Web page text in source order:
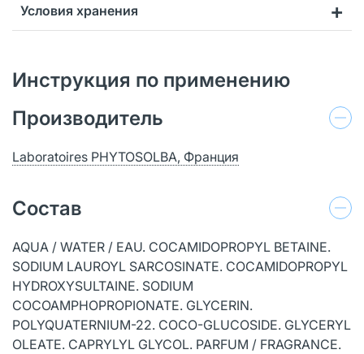
Условия хранения
Инструкция по применению
Производитель
Laboratoires PHYTOSOLBA, Франция
Состав
AQUA / WATER / EAU. COCAMIDOPROPYL BETAINE.
SODIUM LAUROYL SARCOSINATE. COCAMIDOPROPYL
HYDROXYSULTAINE. SODIUM
COCOAMPHOPROPIONATE. GLYCERIN.
POLYQUATERNIUM-22. COCO-GLUCOSIDE. GLYCERYL
OLEATE. CAPRYLYL GLYCOL. PARFUM / FRAGRANCE.